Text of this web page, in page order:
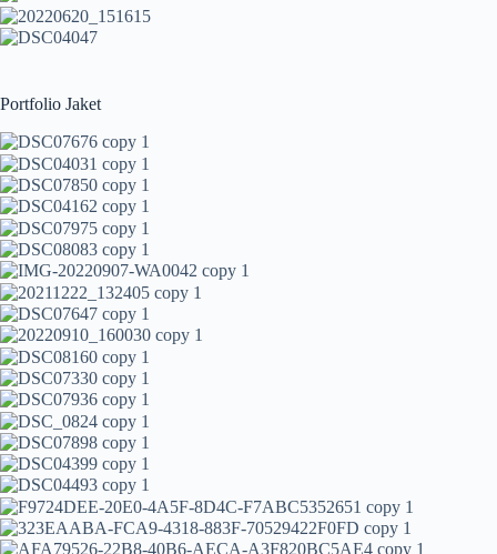
Portfolio Jaket